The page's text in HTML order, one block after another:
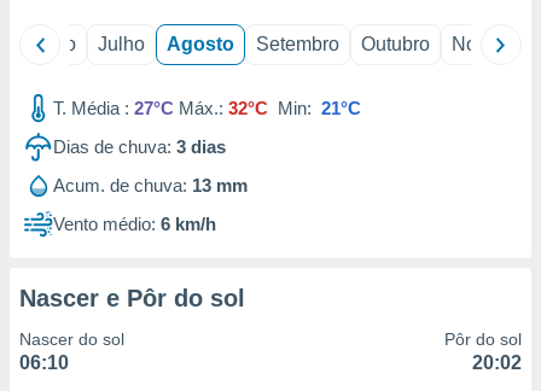
Junho Julho Agosto Setembro Outubro Novembro
T. Média : 27°C Máx.: 32°C Min: 21°C
Dias de chuva: 3 dias
Acum. de chuva: 13 mm
Vento médio: 6 km/h
Nascer e Pôr do sol
Nascer do sol
06:10
Pôr do sol
20:02